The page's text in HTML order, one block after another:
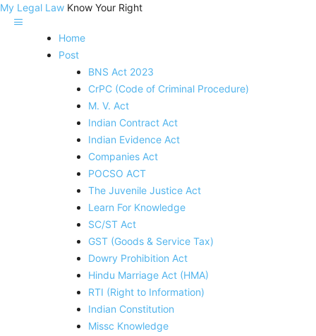
My Legal Law Know Your Right
Home
Post
BNS Act 2023
CrPC (Code of Criminal Procedure)
M. V. Act
Indian Contract Act
Indian Evidence Act
Companies Act
POCSO ACT
The Juvenile Justice Act
Learn For Knowledge
SC/ST Act
GST (Goods & Service Tax)
Dowry Prohibition Act
Hindu Marriage Act (HMA)
RTI (Right to Information)
Indian Constitution
Missc Knowledge